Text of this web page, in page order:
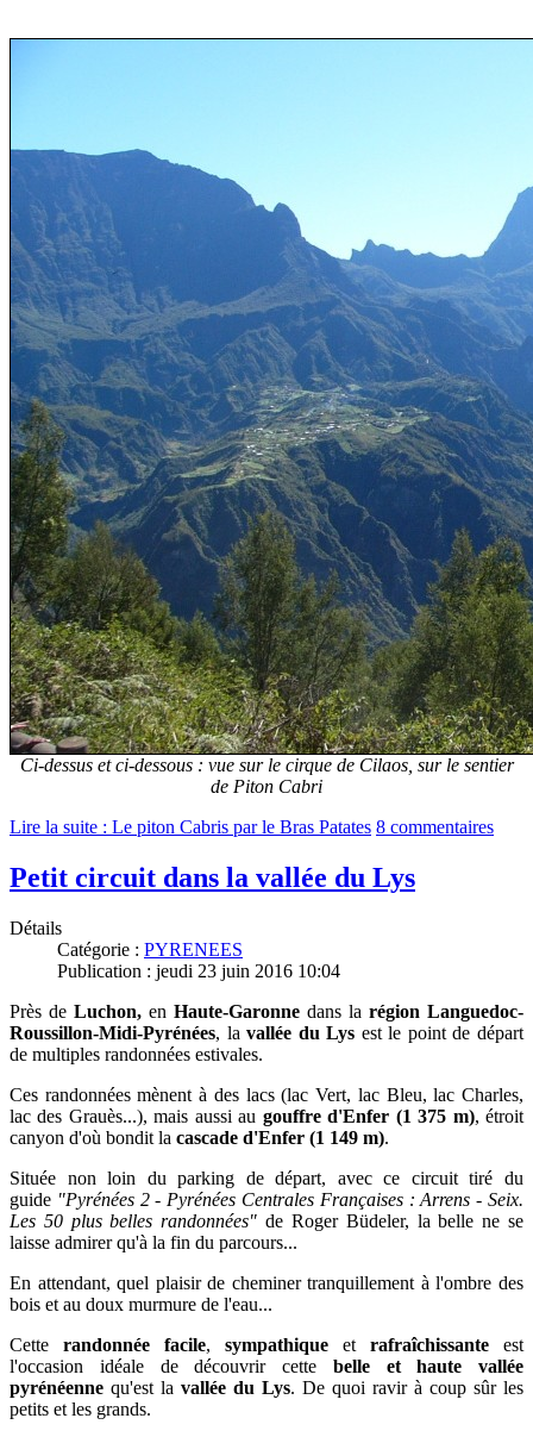
Ci-dessus et ci-dessous : vue sur le cirque de Cilaos, sur le sentier
de Piton Cabri
Lire la suite : Le piton Cabris par le Bras Patates 8 commentaires
Petit circuit dans la vallée du Lys
Détails
Catégorie : PYRENEES
Publication : jeudi 23 juin 2016 10:04
Près de Luchon, en Haute-Garonne dans la région Languedoc-
Roussillon-Midi-Pyrénées, lavallée du Lys est le point de départ
de multiples randonnées estivales.
Ces randonnées mènent à des lacs (lac Vert, lac Bleu, lac Charles,
lac des Grauès...), mais aussi au gouffre d'Enfer (1 375 m), étroit
canyon d'où bondit la cascade d'Enfer (1 149 m).
Située non loin du parking de départ, avec ce circuittirédu
guide "Pyrénées 2 - Pyrénées Centrales Françaises : Arrens - Seix.
Les 50 plus belles randonnées" de Roger Büdeler, la belle ne se
laisse admirer qu'à la fin du parcours...
En attendant, quel plaisir de cheminer tranquillement à l'ombre des
bois et au doux murmure de l'eau...
Cette
randonnée facile, sympathique et rafraîchissante est
l'occasion idéale dedécouvrir cette belle et haute vallée
pyrénéenne qu'est la vallée du Lys. De quoi ravir à coup sûr les
petits et les grands.